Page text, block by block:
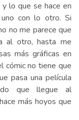
lo que se hace en
con lo otro. Si
no me parece que
al otro, hasta me
más gráficas en
cómic no tiene que
pasa una película
que llegue al
más hoyos que